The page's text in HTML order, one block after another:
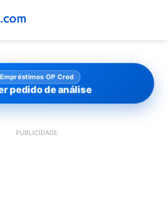
Empréstimos OP Cred
pedido de análise
PUBLICIDADE